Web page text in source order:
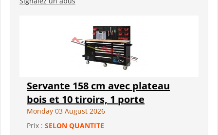
Servante 158 cm avec plateau
bois et 10 tiroirs, 1 porte
Monday 03 August 2026
Prix : SELON QUANTITE